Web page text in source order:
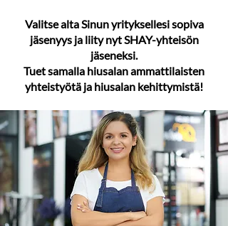
Valitse alta Sinun yrityksellesi sopiva
jäsenyys ja liity nyt SHAY-yhteisön
jäseneksi.
Tuet samalla hiusalan ammattilaisten
yhteistyötä ja hiusalan kehittymistä!